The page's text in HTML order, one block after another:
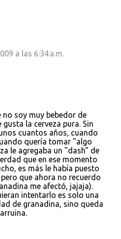
a las 6:34 a.m.
no soy muy bebedor de
la cerveza pura. Sin
cuantos años, cuando
quería tomar "algo
le agregaba un "dash" de
que en ese momento
es más le había puesto
que ahora no recuerdo
me afectó, jajaja).
intentarlo es solo una
de granadina, sino queda